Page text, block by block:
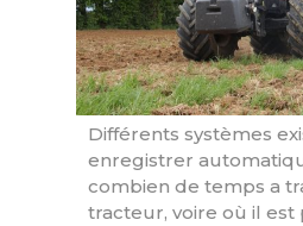
Différents systèmes
enregistrer
combien de temps a
tracteur, voire où il est